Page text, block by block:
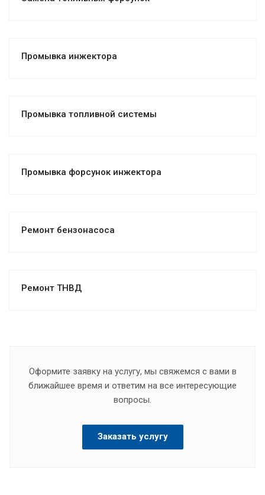
Промывка инжектора
Промывка топливной системы
Промывка форсунок инжектора
Ремонт бензонасоса
Ремонт ТНВД
Оформите заявку на услугу, мы свяжемся с вами в
ближайшее время и ответим на все интересующие
вопросы.
Заказать услугу